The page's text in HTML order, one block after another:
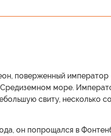
поверженный император
море.
свиту, несколько
он попрощался в